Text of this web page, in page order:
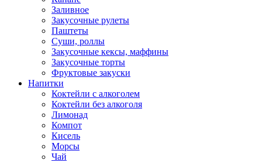
Заливное
Закусочные рулеты
Паштеты
Суши, роллы
Закусочные кексы, маффины
Закусочные торты
Фруктовые закуски
Напитки
Коктейли с алкоголем
Коктейли без алкоголя
Лимонад
Компот
Кисель
Морсы
Чай